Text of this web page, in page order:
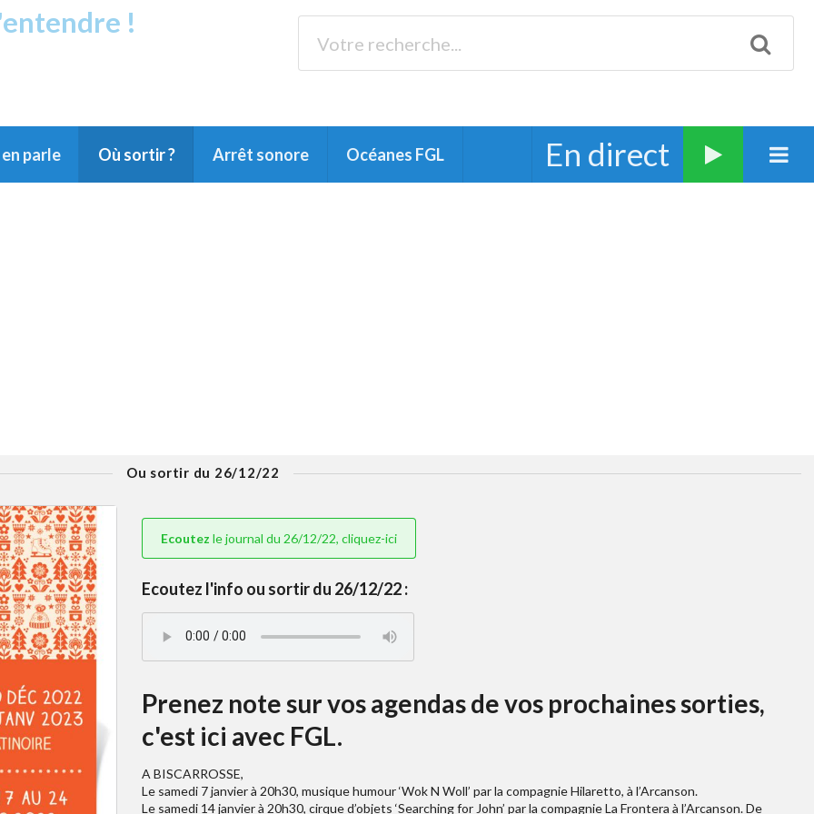
!
parle Où sortir ? Arrêt sonore Océanes FGL En direct
Ou sortir du 26/12/22
Ecoutez le journal du 26/12/22, cliquez-ici
Ecoutez l'info ou sortir du 26/12/22 :
Prenez note sur vos agendas de vos prochaines sorties,
c'est ici avec FGL.
A BISCARROSSE,
Le samedi 7 janvier à 20h30, musique humour ‘Wok N Woll’ par la compagnie Hilaretto, à l’Arcanson.
Le samedi 14 janvier à 20h30, cirque d’objets ‘Searching for John’ par la compagnie La Frontera à l’Arcanson. De